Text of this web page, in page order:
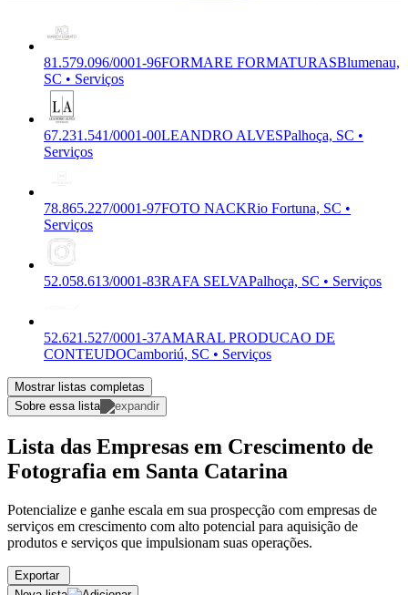
81.579.096/0001-96FORMARE FORMATURASBlumenau,
SC • Serviços
67.231.541/0001-00LEANDRO ALVESPalhoça, SC •
Serviços
78.865.227/0001-97FOTO NACKRio Fortuna, SC •
Serviços
52.058.613/0001-83RAFA SELVAPalhoça, SC • Serviços
52.621.527/0001-37AMARAL PRODUCAO DE
CONTEUDOCamboriú, SC • Serviços
Mostrar listas completas
Sobre essa lista
Lista das Empresas em Crescimento de
Fotografia em Santa Catarina
Potencialize e ganhe escala em sua prospecção com empresas de
serviços em crescimento com alto potencial para aquisição de
produtos e serviços que impulsionam suas operações.
Exportar